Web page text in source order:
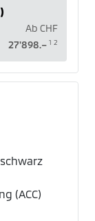
Ab CHF
27'898.– 1 2
(ACC)